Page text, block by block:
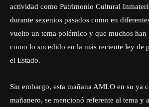
actividad como Patrimonio Cultural
durante sexenios pasados como en
vuelto un tema polémico y que muchos han
como lo sucedido en la más reciente ley de
el Estado.
Sin embargo, esta mañana AMLO en su ya
mañanero, se mencionó referente al tema y